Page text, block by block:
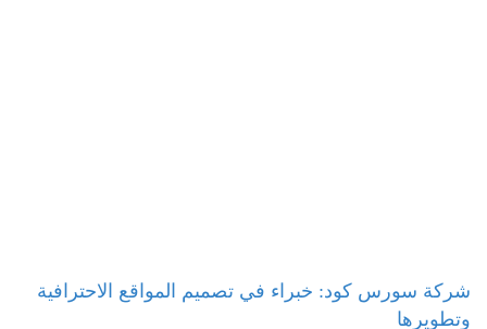
شركة سورس كود: خبراء في تصميم المواقع الاحترافية
وتطويرها